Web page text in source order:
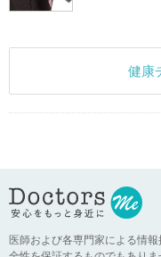
健康
医師および各専門家による情